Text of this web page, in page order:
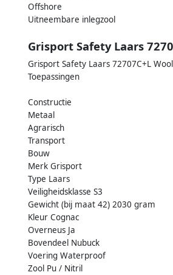
Offshore
Uitneembare inlegzool
Grisport Safety Laars
Grisport Safety Laars 72707C+L
Toepassingen
Constructie
Metaal
Agrarisch
Transport
Bouw
Merk Grisport
Type Laars
Veiligheidsklasse S3
Gewicht (bij maat 42) 2030 gram
Kleur Cognac
Overneus Ja
Bovendeel Nubuck
Voering Waterproof
Zool Pu / Nitril